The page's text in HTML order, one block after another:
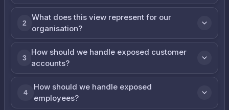
2
What does this view represent for our
organisation?
3
How should we handle exposed customer
accounts?
4
How should we handle exposed
employees?